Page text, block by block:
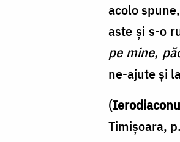
acolo
aste și s-o
pe mine,
ne-ajute și
(
Timișoara,